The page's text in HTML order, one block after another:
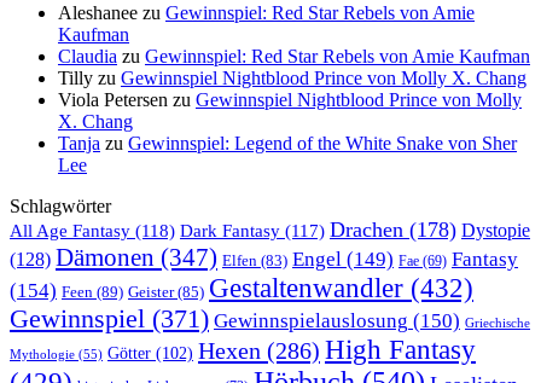
Aleshanee zu Gewinnspiel: Red Star Rebels von Amie
Kaufman
Claudia zu Gewinnspiel: Red Star Rebels von Amie Kaufman
Tilly zu Gewinnspiel Nightblood Prince von Molly X. Chang
Viola Petersen zu Gewinnspiel Nightblood Prince von Molly
X. Chang
Tanja zu Gewinnspiel: Legend of the White Snake von Sher
Lee
Schlagwörter
All Age Fantasy (118) Dark Fantasy (117) Drachen (178) Dystopie
(128) Dämonen (347) Elfen (83) Engel (149) Fae (69) Fantasy
(154) Feen (89) Geister(85) Gestaltenwandler (432)
Gewinnspiel (371) Gewinnspielauslosung (150) Griechische
Mythologie (55) Götter (102) Hexen (286) High Fantasy